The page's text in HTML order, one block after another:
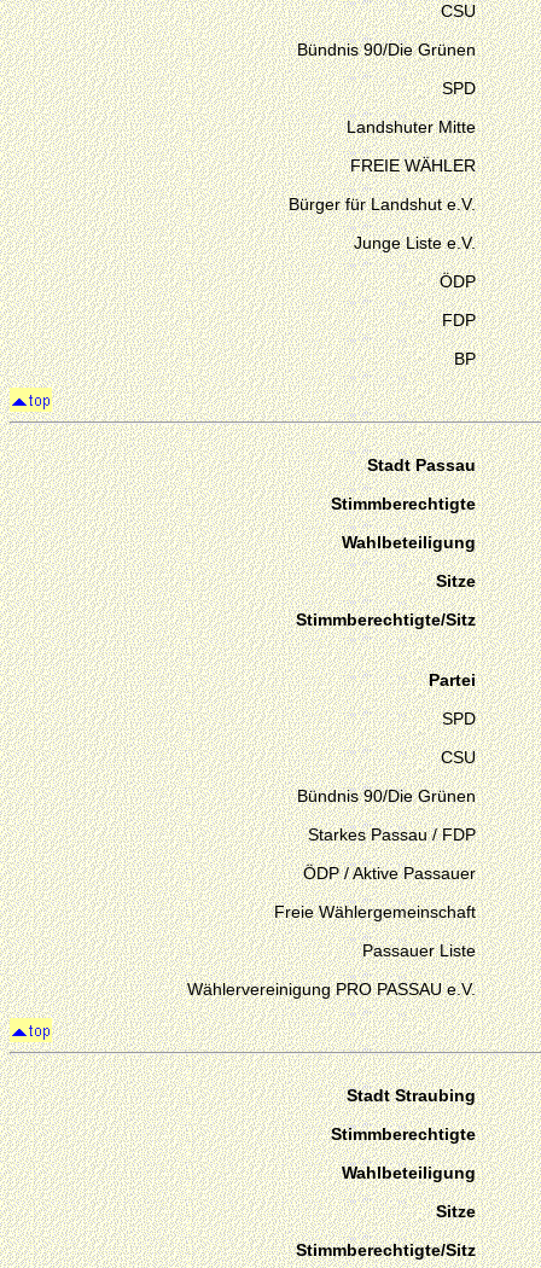
CSU
Bündnis 90/Die Grünen
SPD
Landshuter Mitte
FREIE WÄHLER
Bürger für Landshut e.V.
Junge Liste e.V.
ÖDP
FDP
BP
Stadt Passau
Stimmberechtigte
Wahlbeteiligung
Sitze
Stimmberechtigte/Sitz
Partei
SPD
CSU
Bündnis 90/Die Grünen
Starkes Passau / FDP
ÖDP / Aktive Passauer
Freie Wählergemeinschaft
Passauer Liste
Wählervereinigung PRO PASSAU e.V.
Stadt Straubing
Stimmberechtigte
Wahlbeteiligung
Sitze
Stimmberechtigte/Sitz